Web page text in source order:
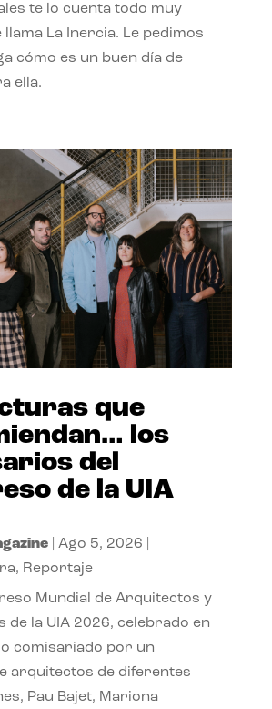
te lo cuenta todo muy
La Inercia. Le pedimos
cómo es un buen día de
ella.
que
los
del
de la UIA
| Ago 5, 2026
, Reportaje
Mundial de Arquitectos y
de la UIA 2026, celebrado en
comisariado por un
arquitectos de diferentes
Pau Bajet, Mariona